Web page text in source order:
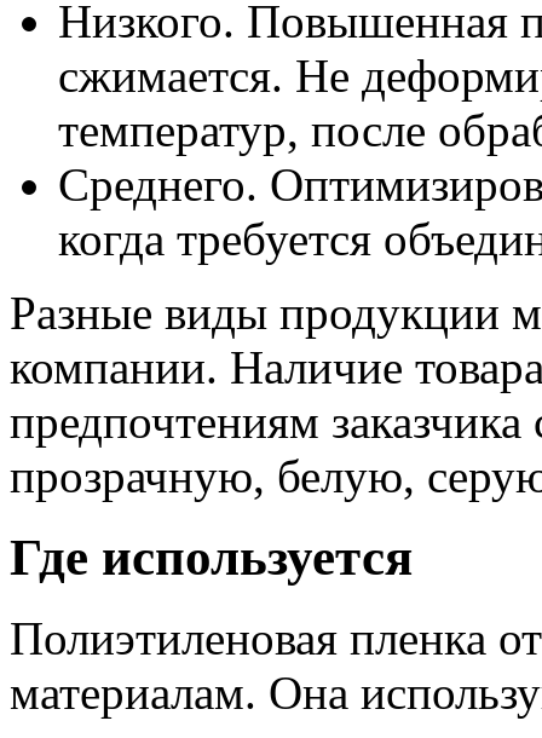
Низкого. Повышенная
сжимается. Не
температур, после
Среднего.
когда требуется
Разные виды продукции
компании. Наличие
предпочтениям
прозрачную, белую,
Где используется
Полиэтиленовая пленка
материалам. Она